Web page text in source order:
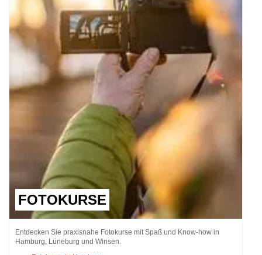
FOTOKURSE
Entdecken Sie praxisnahe Fotokurse mit Spaß und Know-how in
Hamburg, Lüneburg und Winsen.